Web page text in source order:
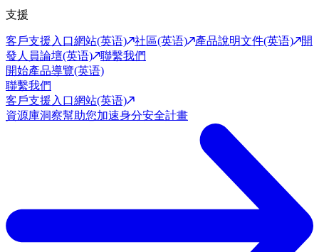
支援
客戶支援入口網站(英语) 社區(英语) 產品說明文件(英语)
開
發人員論壇(英语)
聯繫我們
開始產品導覽(英语)
聯繫我們
客戶支援入口網站(英语)
資源庫洞察幫助您加速身分安全計畫